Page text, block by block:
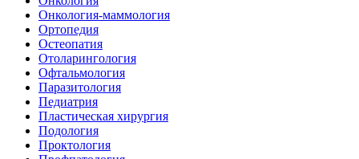
Онкология-маммология
Ортопедия
Остеопатия
Отоларингология
Офтальмология
Паразитология
Педиатрия
Пластическая хирургия
Подология
Проктология